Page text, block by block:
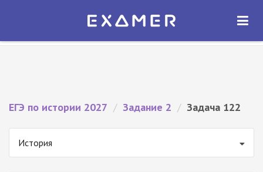
Экзамер — ЕГЭ 2027
ОТКРЫТЬ
ЕГЭ по истории 2027 / Задание 2 / Задача 122
История